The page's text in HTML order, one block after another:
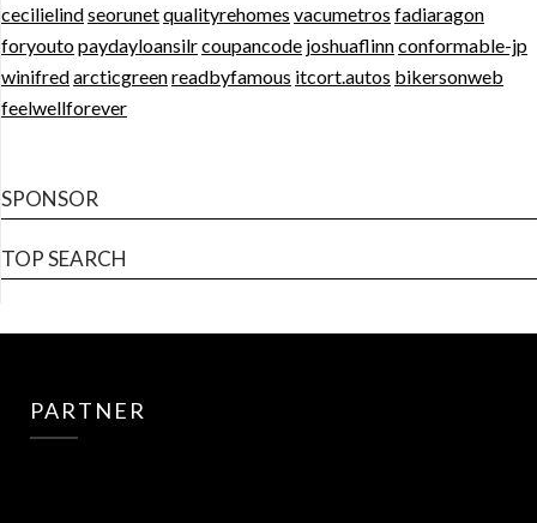
cecilielindseorunetqualityrehomes vacumetros fadiaragon
foryoutopaydayloansilrcoupancode joshuaflinnconformable-jp
winifredarcticgreenreadbyfamous itcort.autos bikersonweb
feelwellforever
SPONSOR
TOP SEARCH
PARTNER